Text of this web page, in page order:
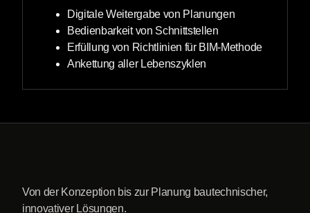
Digitale Weitergabe von Planungen
Bedienbarkeit von Schnittstellen
Erfüllung von Richtlinien für BIM-Methode
Ankettung aller Lebenszyklen
Von der Konzeption bis zur Planung bautechnischer,
innovativer Lösungen.